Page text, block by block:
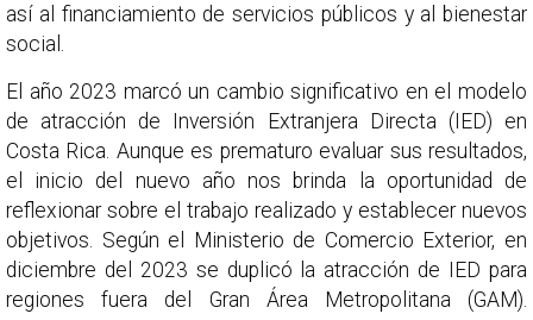
así al financiamiento de servicios públicos y al bienestar
social.
El año 2023 marcó un cambio significativo en el modelo
de atracción de Inversión Extranjera Directa (IED) en
Costa Rica. Aunque es prematuro evaluar sus resultados,
el inicio del nuevo año nos brinda la oportunidad de
reflexionar sobre el trabajo realizado y establecer nuevos
objetivos. Según el Ministerio de Comercio Exterior, en
diciembre del 2023 se duplicó la atracción de IED para
regiones fuera del Gran Área Metropolitana (GAM).